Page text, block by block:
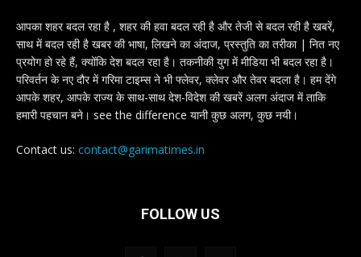
आपका शहर बदल रहा है , शहर की हवा बदल रही है और तेजी से बदल रही है खबरें,
साथ में बदल रही है खबर की भाषा, लिखने का अंदाज, प्रस्तुति का तरीका | नित नए
प्रयोग हो रहे हैं, क्योंकि देश बदल रहा है। तकनीकी युग में मीडिया भी बदल रहा है।
परिवर्तन के नए दौर में गरिमा टाइम्स ने भी फ्लेवर, क्लेवर और तेवर बदला है। हम देंगे
आपके शहर, आपके राज्य के साथ-साथ देश-विदेश की खबरें अलग अंदाज में ताकि
हमारी पहचान बने। see the difference यानी कुछ अलग, कुछ नयी।
Contact us: contact@garimatimes.in
FOLLOW US